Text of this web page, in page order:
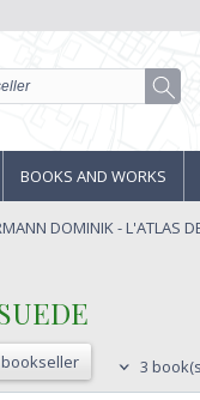
BOOKS AND WORKS
DOMINIK - L'ATLAS
3